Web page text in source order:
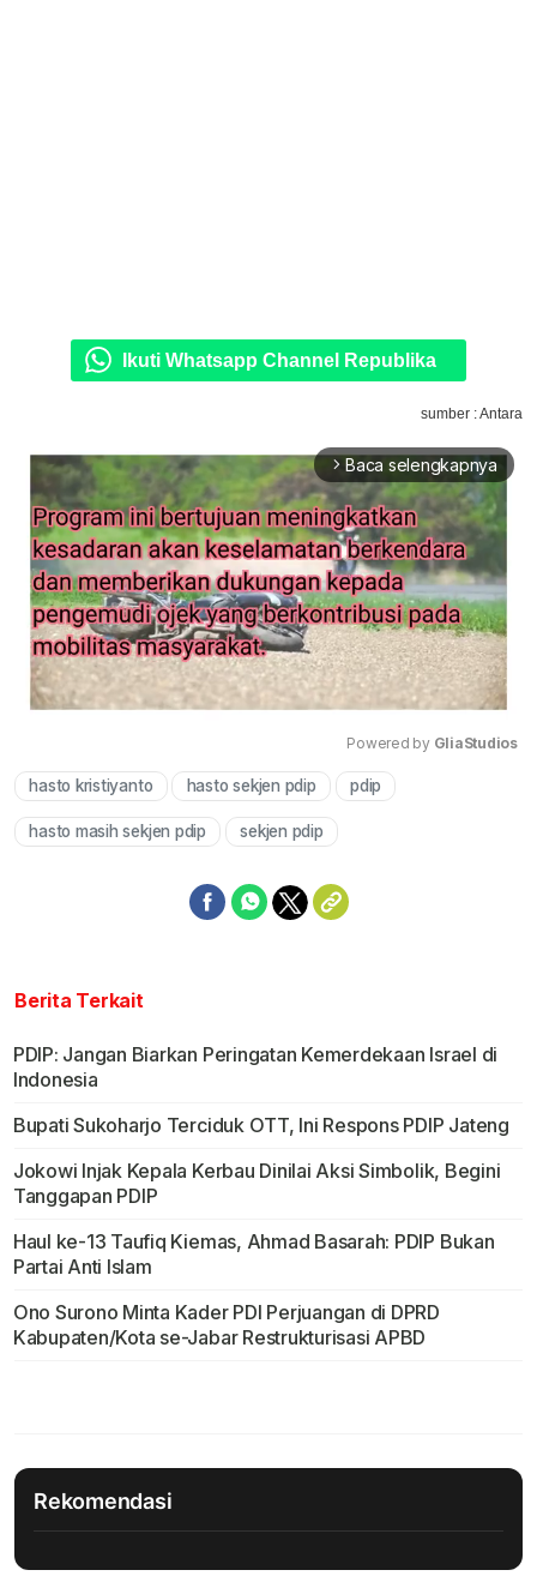
Ikuti Whatsapp Channel Republika
sumber : Antara
arrow_forward_ios Baca selengkapnya
Powered by GliaStudios
hasto kristiyanto hasto sekjen pdip pdip
hasto masih sekjen pdip sekjen pdip
Berita Terkait
PDIP: Jangan Biarkan Peringatan Kemerdekaan Israel di
Indonesia
Bupati Sukoharjo Terciduk OTT, Ini Respons PDIP Jateng
Jokowi Injak Kepala Kerbau Dinilai Aksi Simbolik, Begini
Tanggapan PDIP
Haul ke-13 Taufiq Kiemas, Ahmad Basarah: PDIP Bukan
Partai Anti Islam
Ono Surono Minta Kader PDI Perjuangan di DPRD
Kabupaten/Kota se-Jabar Restrukturisasi APBD
Rekomendasi